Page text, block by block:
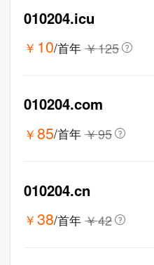
010204.icu
￥ 10/首年 ￥125
010204.com
￥ 85/首年 ￥95
010204.cn
￥ 38/首年 ￥42